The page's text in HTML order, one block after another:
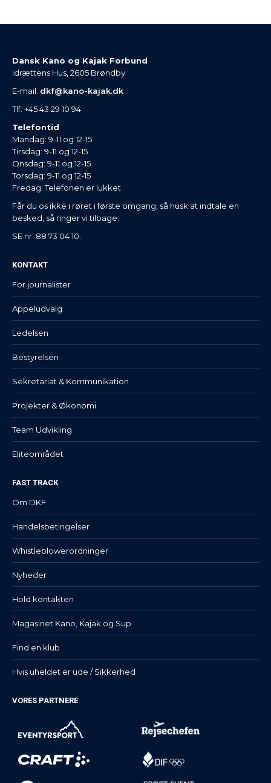
Dansk Kano og Kajak Forbund
Idrættens Hus, 2605 Brøndby
E-mail: dkf@kano-kajak.dk
Tlf: +45 43 29 10 94
Telefontid
Mandag: 9-11 og 12-15
Tirsdag: 9-11 og 12-15
Onsdag: 9-11 og 12-15
Torsdag: 9-11 og 12-15
Fredag: Telefonen er lukket
Får du os ikke i røret i første omgang, så husk at indtale en
besked, så ringer vi tilbage.
SE nr. 88 73 04 10.
KONTAKT
For journalister
Appeludvalg
Ledelsen
Bestyrelsen
Sekretariat & Kommunikation
Projekter & Økonomi
Team Udvikling
Eliteområdet
FAST TRACK
Om DKF
Handelsbetingelser
Whistleblowerordninger
Nyheder
Hold kontakten
Magasinet Kano, Kajak og Sup
Find en klub
Hvis uheldet er ude / Sikkerhed
VORES PARTNERE